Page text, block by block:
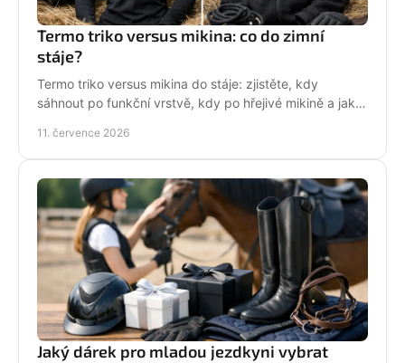
Termo triko versus mikina: co do zimní
stáje?
Termo triko versus mikina do stáje: zjistěte, kdy
sáhnout po funkční vrstvě, kdy po hřejivé mikině a jak
11. července 2026
Jaký dárek pro mladou jezdkyni vybrat